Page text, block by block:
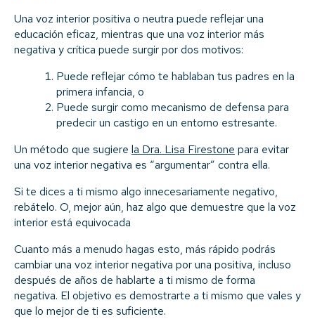
Una voz interior positiva o neutra puede reflejar una
educación eficaz, mientras que una voz interior más
negativa y crítica puede surgir por dos motivos:
Puede reflejar cómo te hablaban tus padres en la
primera infancia, o
Puede surgir como mecanismo de defensa para
predecir un castigo en un entorno estresante.
Un método que sugiere la Dra. Lisa Firestone para evitar
una voz interior negativa es “argumentar” contra ella.
Si te dices a ti mismo algo innecesariamente negativo,
rebátelo. O, mejor aún, haz algo que demuestre que la voz
interior está equivocada
Cuanto más a menudo hagas esto, más rápido podrás
cambiar una voz interior negativa por una positiva, incluso
después de años de hablarte a ti mismo de forma
negativa. El objetivo es demostrarte a ti mismo que vales y
que lo mejor de ti es suficiente.